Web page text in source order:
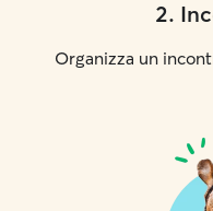
2.
Organizza un